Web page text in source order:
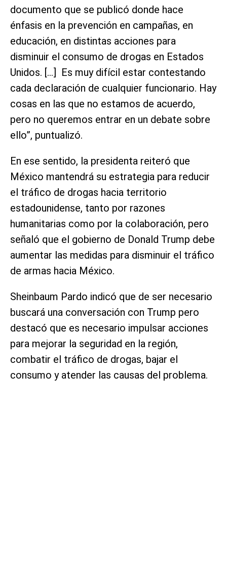
documento que se publicó donde hace
énfasis en la prevención en campañas, en
educación, en distintas acciones para
disminuir el consumo de drogas en Estados
Unidos. […] Es muy difícil estar contestando
cada declaración de cualquier funcionario. Hay
cosas en las que no estamos de acuerdo,
pero no queremos entrar en un debate sobre
ello”, puntualizó.
En ese sentido, la presidenta reiteró que
México mantendrá su estrategia para reducir
el tráfico de drogas hacia territorio
estadounidense, tanto por razones
humanitarias como por la colaboración, pero
señaló que el gobierno de Donald Trump debe
aumentar las medidas para disminuir el tráfico
de armas hacia México.
Sheinbaum Pardo indicó que de ser necesario
buscará una conversación con Trump pero
destacó que es necesario impulsar acciones
para mejorar la seguridad en la región,
combatir el tráfico de drogas, bajar el
consumo y atender las causas del problema.